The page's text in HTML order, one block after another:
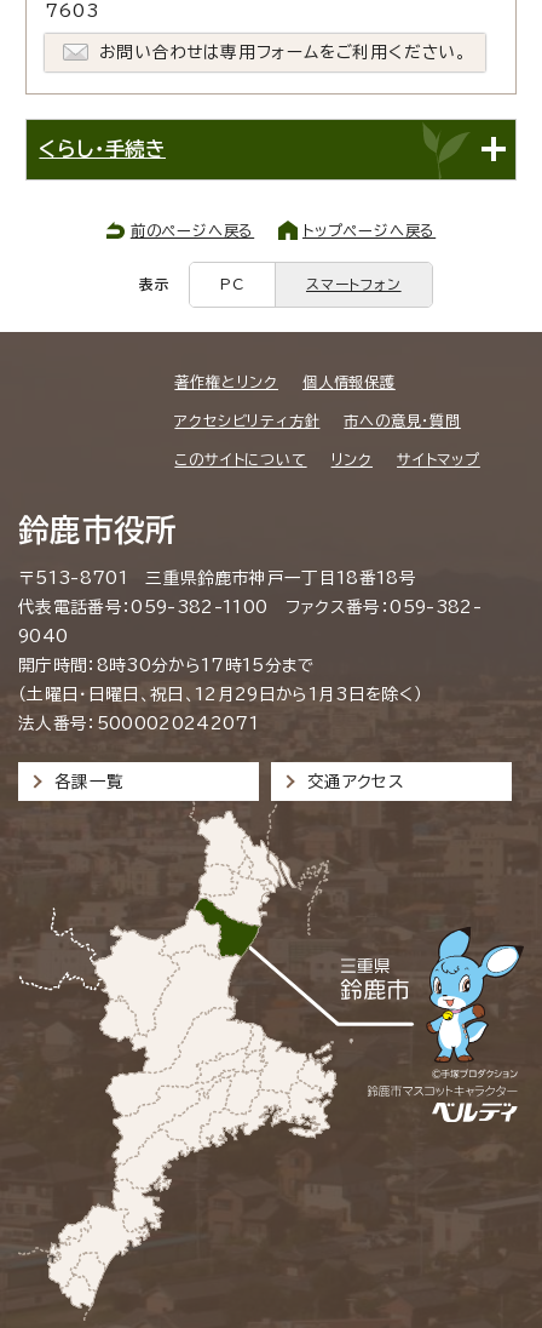
7603
お問い合わせは専用フォームをご利用ください。
くらし・手続き
前のページへ戻る トップページへ戻る
表示 PC スマートフォン
著作権とリンク 個人情報保護
アクセシビリティ方針 市への意見・質問
このサイトについて リンク サイトマップ
鈴鹿市役所
〒513-8701 三重県鈴鹿市神戸一丁目18番18号
代表電話番号：059-382-1100 ファクス番号：059-382-
9040
開庁時間：8時30分から17時15分まで
（土曜日・日曜日、祝日、12月29日から1月3日を除く）
法人番号：5000020242071
各課一覧 交通アクセス